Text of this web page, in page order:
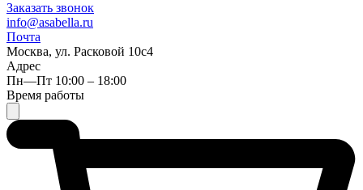
Заказать звонок
info@asabella.ru
Почта
Москва, ул. Расковой 10с4
Адрес
Пн—Пт 10:00 – 18:00
Время работы